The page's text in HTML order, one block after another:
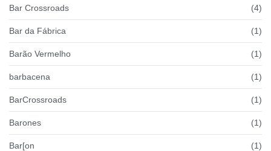
Bar Crossroads (4)
Bar da Fábrica (1)
Barão Vermelho (1)
barbacena (1)
BarCrossroads (1)
Barones (1)
Bar[on (1)